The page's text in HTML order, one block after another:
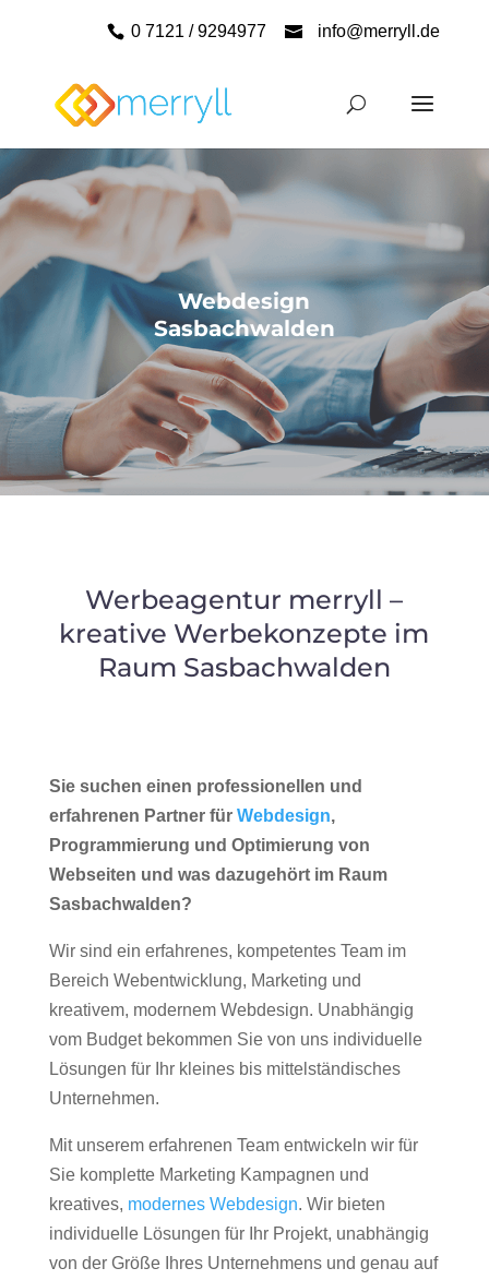
0 7121 / 9294977 info@merryll.de
Webdesign
Sasbachwalden
Werbeagentur merryll –
kreative Werbekonzepte im
Raum Sasbachwalden
Sie suchen einen professionellen und
erfahrenen Partner für Webdesign,
Programmierung und Optimierung von
Webseiten und was dazugehört im Raum
Sasbachwalden?
Wir sind ein erfahrenes, kompetentes Team im
Bereich Webentwicklung, Marketing und
kreativem, modernem Webdesign. Unabhängig
vom Budget bekommen Sie von uns individuelle
Lösungen für Ihr kleines bis mittelständisches
Unternehmen.
Mit unserem erfahrenen Team entwickeln wir für
Sie komplette Marketing Kampagnen und
kreatives, modernes Webdesign. Wir bieten
individuelle Lösungen für Ihr Projekt, unabhängig
von der Größe Ihres Unternehmens und genau auf